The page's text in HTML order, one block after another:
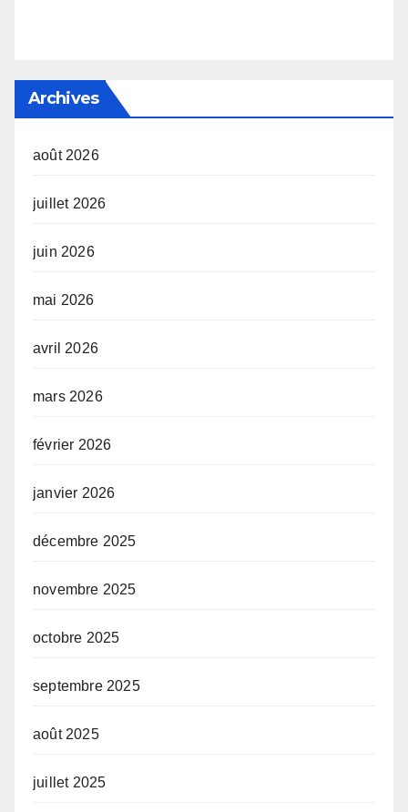
Archives
août 2026
juillet 2026
juin 2026
mai 2026
avril 2026
mars 2026
février 2026
janvier 2026
décembre 2025
novembre 2025
octobre 2025
septembre 2025
août 2025
juillet 2025